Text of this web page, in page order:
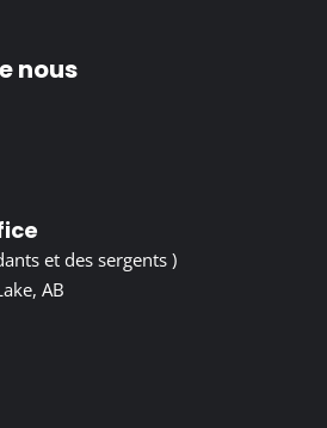
nous
et des sergents )
AB